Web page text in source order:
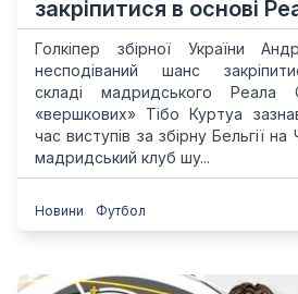
закріпитися в основі
Голкіпер збірної України
несподіваний шанс
складі мадридського Реала
«вершкових» Тібо Куртуа
час виступів за збірну Бельгії
мадридський клуб шу...
Новини Футбол